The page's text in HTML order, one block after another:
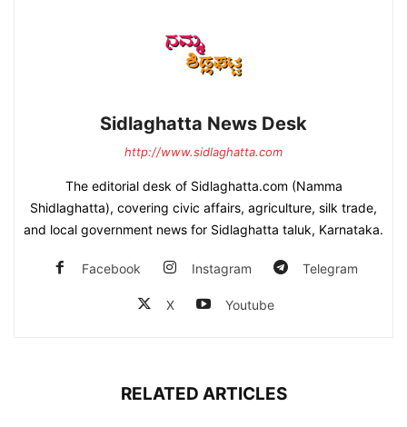
Sidlaghatta News Desk
http://www.sidlaghatta.com
The editorial desk of Sidlaghatta.com (Namma
Shidlaghatta), covering civic affairs, agriculture, silk trade,
and local government news for Sidlaghatta taluk, Karnataka.
Facebook Instagram Telegram
X Youtube
RELATED ARTICLES